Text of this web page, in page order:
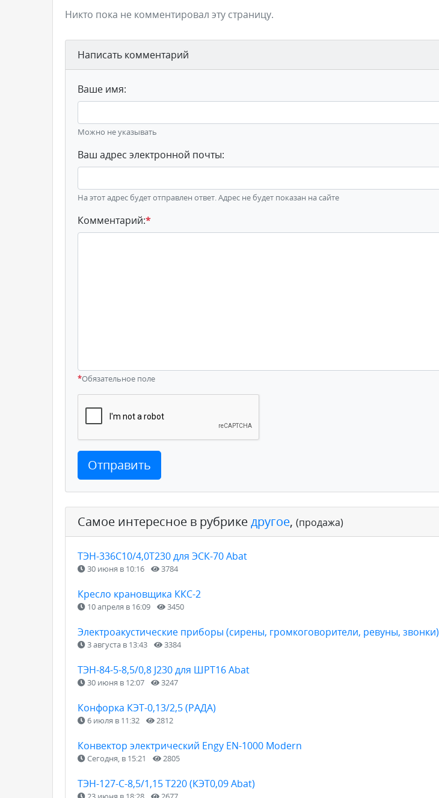
Никто пока не комментировал эту страницу.
Написать комментарий
Ваше имя:
Можно не указывать
Ваш адрес электронной почты:
На этот адрес будет отправлен ответ. Адрес не будет показан на сайте
Комментарий:*
*Обязательное поле
Отправить
Самое интересное в рубрикедругое, (продажа)
ТЭН-336С10/4,0Т230 для ЭСК-70 Abat
30 июня в 10:16 3784
Кресло крановщика ККС-2
10 апреля в 16:09 3450
Электроакустические приборы (сирены, громкоговорители, ревуны, звонки)
3 августа в 13:43 3384
ТЭН-84-5-8,5/0,8 J230 для ШРТ16 Abat
30 июня в 12:07 3247
Конфорка КЭТ-0,13/2,5 (РАДА)
6 июля в 11:32 2812
Конвектор электрический Engy EN-1000 Modern
Сегодня, в 15:21 2805
ТЭН-127-С-8,5/1,15 Т220 (КЭТ0,09 Abat)